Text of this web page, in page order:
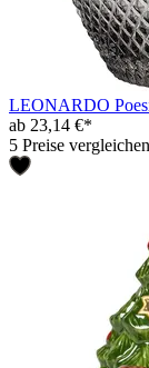
LEONARDO
ab 23,14 €*
5 Preise vergleichen